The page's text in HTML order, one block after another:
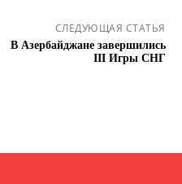
СЛЕДУЮЩАЯ СТАТЬЯ
В Азербайджане завершились
III Игры СНГ